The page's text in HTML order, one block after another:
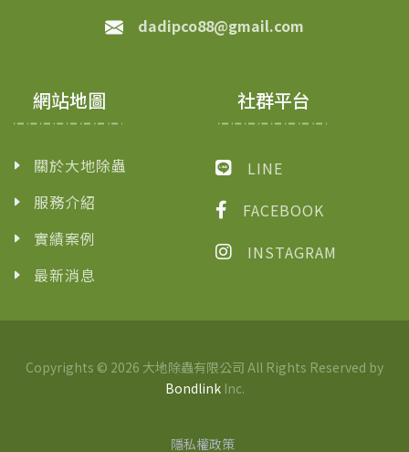
dadipco88@gmail.com
網站地圖
關於大地除蟲
服務介紹
實績案例
最新消息
社群平台
LINE
FACEBOOK
INSTAGRAM
Copyrights © 2026 大地除蟲有限公司 All Rights Reserved by
BondlinkInc.
隱私權政策